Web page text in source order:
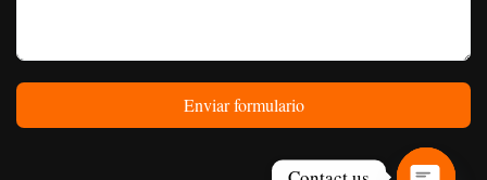
Enviar formulario